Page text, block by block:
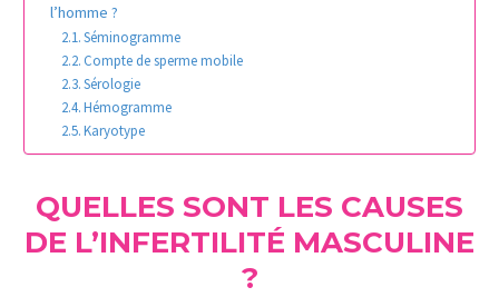
l’homme ?
Séminogramme
Compte de sperme mobile
Sérologie
Hémogramme
Karyotype
QUELLES SONT LES CAUSES
DE L’INFERTILITÉ MASCULINE
?